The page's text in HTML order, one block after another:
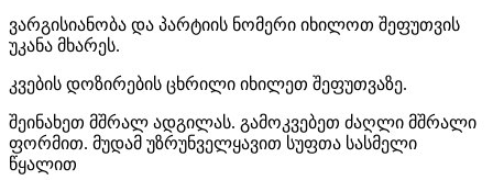
ვარგისიანობა და პარტიის ნომერი იხილოთ შეფუთვის
უკანა მხარეს.
კვების დოზირების ცხრილი იხილეთ შეფუთვაზე.
შეინახეთ მშრალ ადგილას. გამოკვებეთ ძაღლი მშრალი
ფორმით. მუდამ უზრუნველყავით სუფთა სასმელი
წყალით